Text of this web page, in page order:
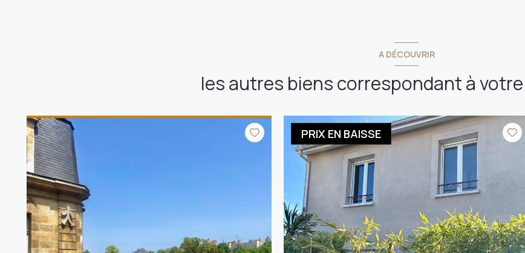
A DÉCOUVRIR
les autres biens correspondant à
PRIX EN BAISSE